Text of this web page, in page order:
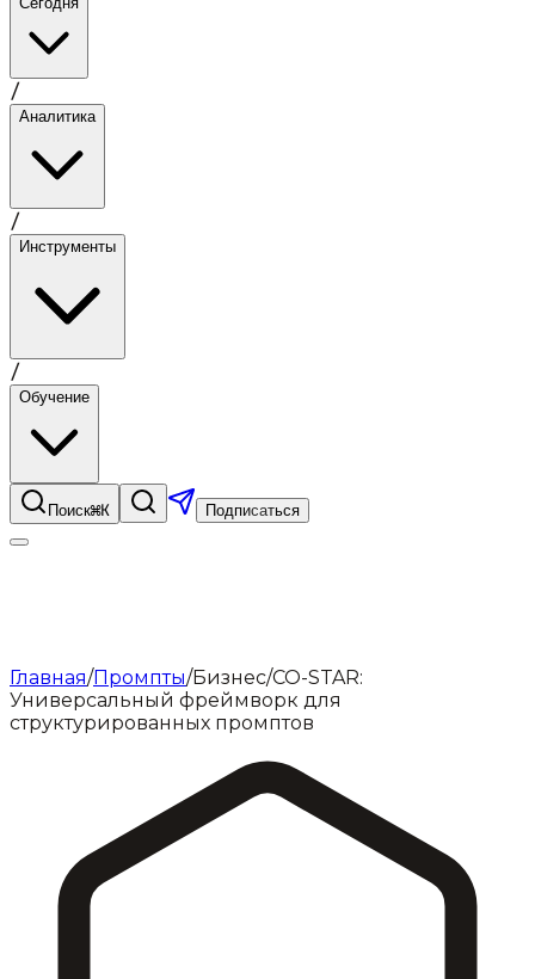
/
Аналитика
/
Инструменты
/
Обучение
Поиск⌘K Подписаться
Главная/Промпты/Бизнес/CO-STAR:
Универсальный фреймворк для
структурированных промптов